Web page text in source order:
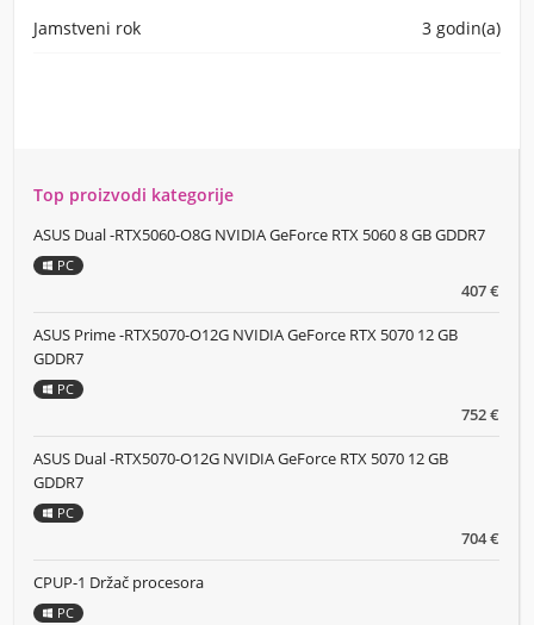
Jamstveni rok 3 godin(a)
Top proizvodi kategorije
407 €
ASUS Dual -RTX5060-O8G NVIDIA GeForce RTX 5060 8 GB GDDR7
PC
752 €
ASUS Prime -RTX5070-O12G NVIDIA GeForce RTX 5070 12 GB
GDDR7
PC
704 €
ASUS Dual -RTX5070-O12G NVIDIA GeForce RTX 5070 12 GB
GDDR7
PC
CPUP-1 Držač procesora
PC